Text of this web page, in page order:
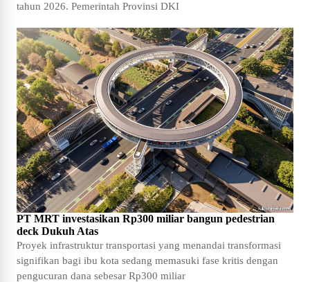
tahun 2026. Pemerintah Provinsi DKI
PT MRT investasikan Rp300 miliar bangun pedestrian
deck Dukuh Atas
Proyek infrastruktur transportasi yang menandai transformasi
signifikan bagi ibu kota sedang memasuki fase kritis dengan
pengucuran dana sebesar Rp300 miliar